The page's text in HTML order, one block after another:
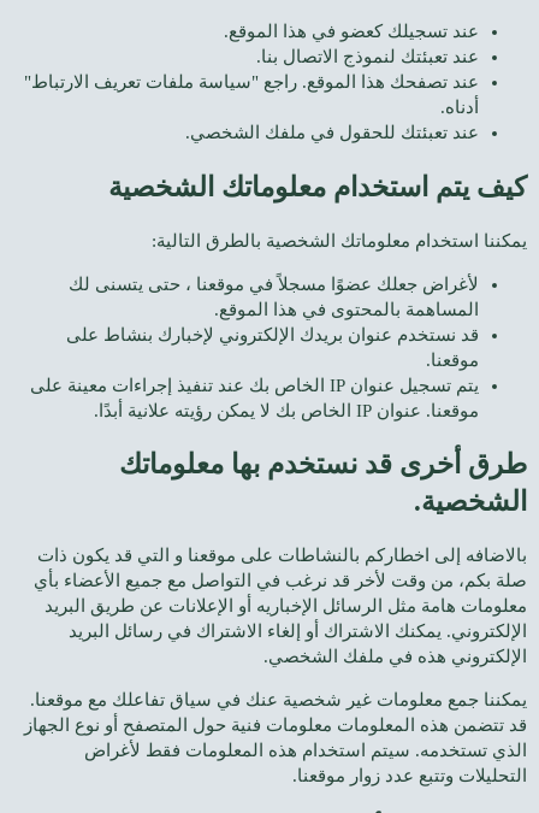
عند تسجيلك كعضو في هذا الموقع.
عند تعبئتك لنموذج الاتصال بنا.
عند تصفحك هذا الموقع. راجع "سياسة ملفات تعريف الارتباط"
أدناه.
عند تعبئتك للحقول في ملفك الشخصي.
كيف يتم استخدام معلوماتك الشخصية
يمكننا استخدام معلوماتك الشخصية بالطرق التالية:
لأغراض جعلك عضوًا مسجلاً في موقعنا ، حتى يتسنى لك
المساهمة بالمحتوى في هذا الموقع.
قد نستخدم عنوان بريدك الإلكتروني لإخبارك بنشاط على
موقعنا.
يتم تسجيل عنوان IP الخاص بك عند تنفيذ إجراءات معينة على
موقعنا. عنوان IP الخاص بك لا يمكن رؤيته علانية أبدًا.
طرق أخرى قد نستخدم بها معلوماتك
الشخصية.
بالاضافه إلى اخطاركم بالنشاطات على موقعنا و التي قد يكون ذات
صلة بكم، من وقت لأخر قد نرغب في التواصل مع جميع الأعضاء بأي
معلومات هامة مثل الرسائل الإخباريه أو الإعلانات عن طريق البريد
الإلكتروني. يمكنك الاشتراك أو إلغاء الاشتراك في رسائل البريد
الإلكتروني هذه في ملفك الشخصي.
يمكننا جمع معلومات غير شخصية عنك في سياق تفاعلك مع موقعنا.
قد تتضمن هذه المعلومات معلومات فنية حول المتصفح أو نوع الجهاز
الذي تستخدمه. سيتم استخدام هذه المعلومات فقط لأغراض
التحليلات وتتبع عدد زوار موقعنا.